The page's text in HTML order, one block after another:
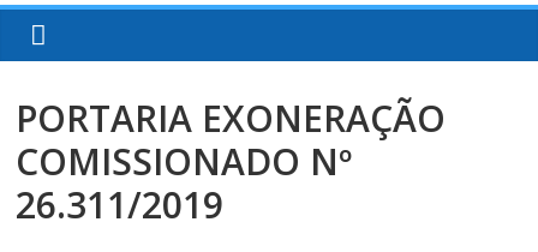
PORTARIA EXONERAÇÃO
COMISSIONADO Nº
26.311/2019